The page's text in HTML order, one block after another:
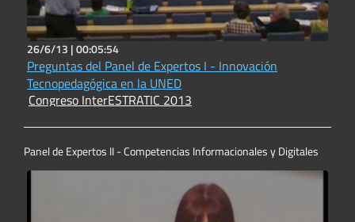
26/6/13 |00:05:54
Preguntas del Panel de Expertos I - Innovación
Tecnopedagógica en la UNED
Congreso InterESTRATIC 2013
Panel de Expertos II - Competencias Informacionales y Digitales